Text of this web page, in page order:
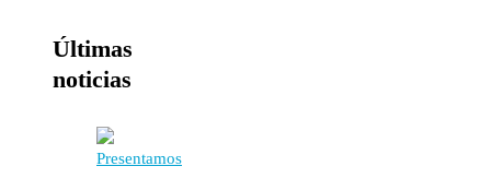
Últimas
noticias